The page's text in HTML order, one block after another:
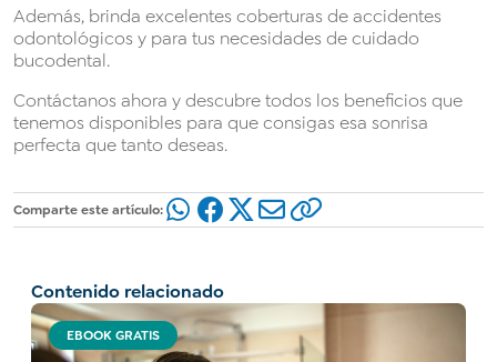
Además, brinda excelentes coberturas de accidentes
odontológicos y para tus necesidades de cuidado
bucodental.
Contáctanos ahora y descubre todos los beneficios que
tenemos disponibles para que consigas esa sonrisa
perfecta que tanto deseas.
Comparte este artículo:
Contenido relacionado
EBOOK GRATIS